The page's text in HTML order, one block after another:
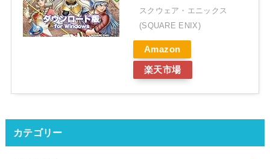
スクウェア・エニックス
(SQUARE ENIX)
Amazon
楽天市場
カテゴリー